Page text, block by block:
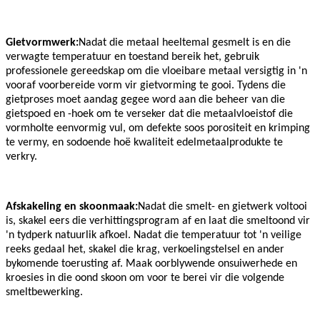
Gietvormwerk:Nadat die metaal heeltemal gesmelt is en die
verwagte temperatuur en toestand bereik het, gebruik
professionele gereedskap om die vloeibare metaal versigtig in 'n
vooraf voorbereide vorm vir gietvorming te gooi. Tydens die
gietproses moet aandag gegee word aan die beheer van die
gietspoed en -hoek om te verseker dat die metaalvloeistof die
vormholte eenvormig vul, om defekte soos porositeit en krimping
te vermy, en sodoende hoë kwaliteit edelmetaalprodukte te
verkry.
Afskakeling en skoonmaak:Nadat die smelt- en gietwerk voltooi
is, skakel eers die verhittingsprogram af en laat die smeltoond vir
'n tydperk natuurlik afkoel. Nadat die temperatuur tot 'n veilige
reeks gedaal het, skakel die krag, verkoelingstelsel en ander
bykomende toerusting af. Maak oorblywende onsuiwerhede en
kroesies in die oond skoon om voor te berei vir die volgende
smeltbewerking.